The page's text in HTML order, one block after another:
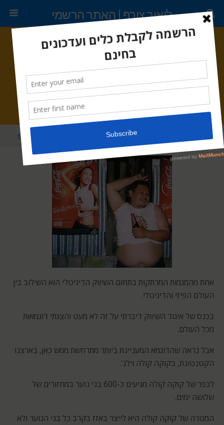
ליאור צורף | האתר הרשמי
אין תגובות
שילוב בין העולם הפיזי לעולם
הדיגיטלי
דוא"ל
אחת מהמגמות המרתקות בתחום השיווק הדיגיטלי הוא השילוב בין
העולם הפיזי והדיגיטלי.
בכנס של איגוד השיווק דיברתי על זה לא מעט והצגתי דוגמאות
מכל העולם.
אבל נראה שהדוגמא המעניינת ביותר מתרחשת ממש כאן, בארצנו
הקטנטונת, בקוקה קולה וילג'.
לכפר של קוקה קולה מגיעים כ-600 בני נוער במחזורים של
שלושה ימים.
המטרה של קוקה קולה היא לייצר באזז בקרב כל בני הנוער ולא